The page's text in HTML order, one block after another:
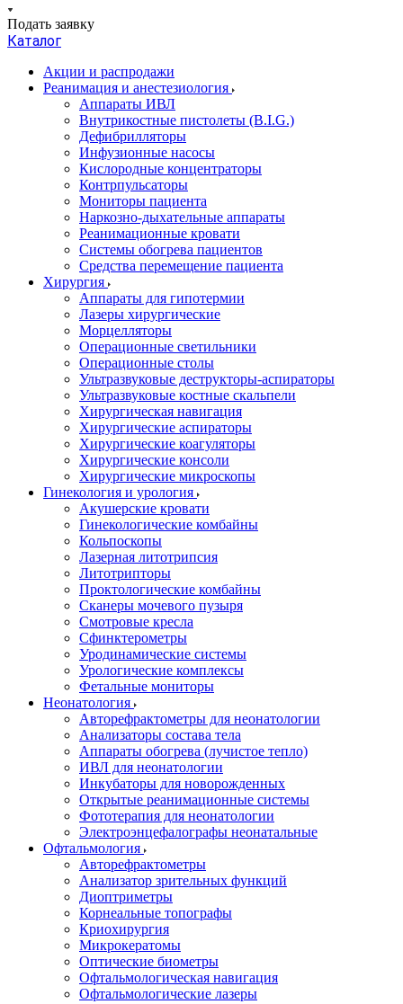
Подать заявку
Каталог
Акции и распродажи
Реанимация и анестезиология
Аппараты ИВЛ
Внутрикостные пистолеты (B.I.G.)
Дефибрилляторы
Инфузионные насосы
Кислородные концентраторы
Контрпульсаторы
Мониторы пациента
Наркозно-дыхательные аппараты
Реанимационные кровати
Системы обогрева пациентов
Средства перемещение пациента
Хирургия
Аппараты для гипотермии
Лазеры хирургические
Морцелляторы
Операционные светильники
Операционные столы
Ультразвуковые деструкторы-аспираторы
Ультразвуковые костные скальпели
Хирургическая навигация
Хирургические аспираторы
Хирургические коагуляторы
Хирургические консоли
Хирургические микроскопы
Гинекология и урология
Акушерские кровати
Гинекологические комбайны
Кольпоскопы
Лазерная литотрипсия
Литотрипторы
Проктологические комбайны
Сканеры мочевого пузыря
Смотровые кресла
Сфинктерометры
Уродинамические системы
Урологические комплексы
Фетальные мониторы
Неонатология
Авторефрактометры для неонатологии
Анализаторы состава тела
Аппараты обогрева (лучистое тепло)
ИВЛ для неонатологии
Инкубаторы для новорожденных
Открытые реанимационные системы
Фототерапия для неонатологии
Электроэнцефалографы неонатальные
Офтальмология
Авторефрактометры
Анализатор зрительных функций
Диоптриметры
Корнеальные топографы
Криохирургия
Микрокератомы
Оптические биометры
Офтальмологическая навигация
Офтальмологические лазеры